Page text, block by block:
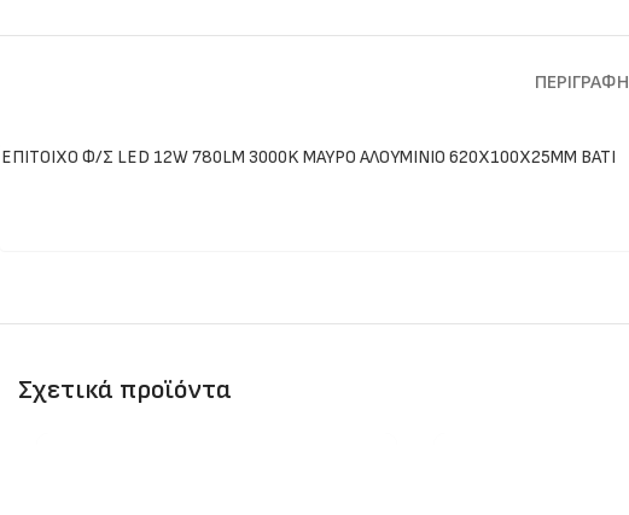
ΠΕΡΙΓΡΑΦΉ
ΕΠΙΤΟΙΧΟ Φ/Σ LED 12W 780LM 3000K ΜΑΥΡΟ ΑΛΟΥΜΙΝΙΟ 620Χ100Χ25ΜΜ BATI
Σχετικά προϊόντα